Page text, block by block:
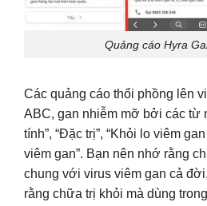
Quảng cáo Hyra
Các quảng cáo thổi phồng lên
ABC, gan nhiễm mỡ bởi các từ
tính”, “Đặc trị”, “Khỏi lo viêm
viêm gan”. Bạn nên nhớ rằng
chung với virus viêm gan cả
rằng chữa trị khỏi mà dùng